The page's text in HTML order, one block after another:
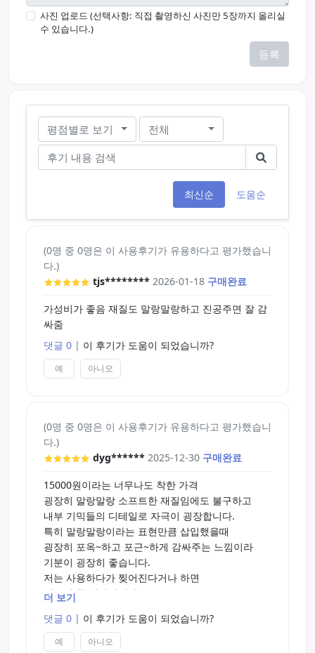
사진 업로드 (선택사항: 직접 촬영하신 사진만 5장까지 올리실
수 있습니다.)
등록
평점별로 보기 전체
최신순 도움순
(0명 중 0명은 이 사용후기가 유용하다고 평가했습니
다.)
tjs******** 2026-01-18 구매완료
가성비가 좋음 재질도 말랑말랑하고 진공주면 잘 감
싸줌
댓글 0 | 이 후기가 도움이 되었습니까?
예 아니오
(0명 중 0명은 이 사용후기가 유용하다고 평가했습니
다.)
dyg****** 2025-12-30 구매완료
15000원이라는 너무나도 착한 가격
굉장히 말랑말랑 소프트한 재질임에도 불구하고
내부 기믹들의 디테일로 자극이 굉장합니다.
특히 말랑말랑이라는 표현만큼 삽입했을때
굉장히 포옥~하고 포근~하게 감싸주는 느낌이라
기분이 굉장히 좋습니다.
저는 사용하다가 찢어진다거나 하면
재구입 할 생각입니다.
더 보기
댓글 0 | 이 후기가 도움이 되었습니까?
예 아니오